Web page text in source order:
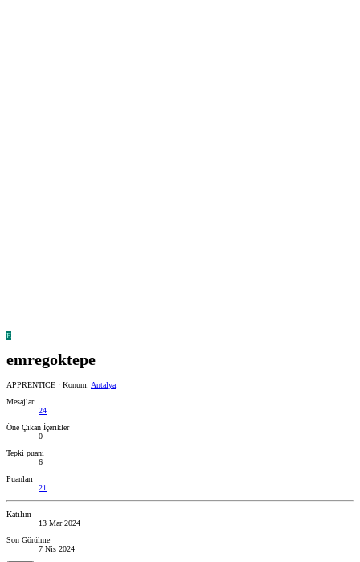
E
emregoktepe
APPRENTICE · Konum: Antalya
Mesajlar
24
Öne Çıkan İçerikler
0
Tepki puanı
6
Puanları
21
Katılım
13 Mar 2024
Son Görülme
7 Nis 2024